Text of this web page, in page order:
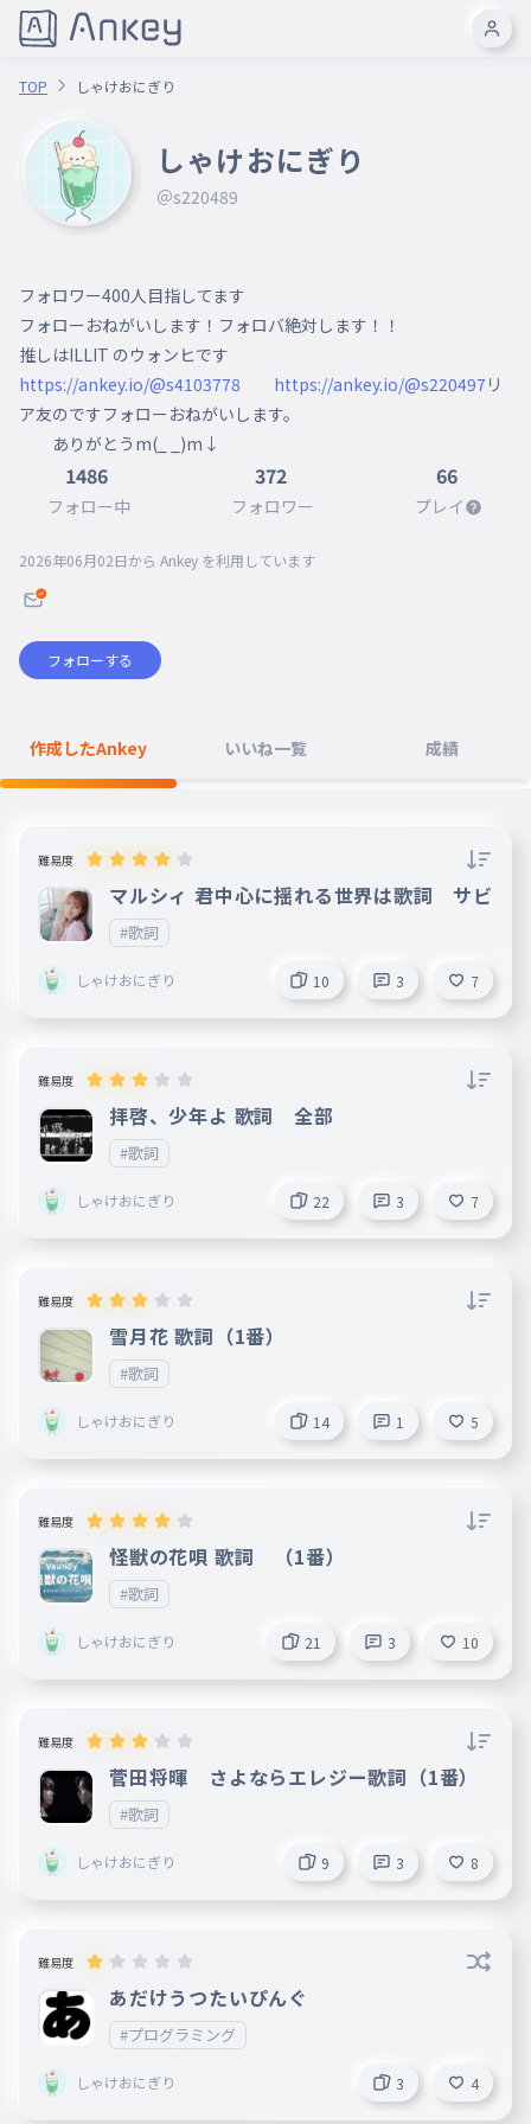
TOP しゃけおにぎり
しゃけおにぎり
＠s220489
フォロワー400人目指してます
フォローおねがいします！フォロバ絶対します！！
https://ankey.io/@s4103778
https://ankey.io/@s220497 リ
ア友のですフォローおねがいします。
ありがとうm(_ _)m↓
1486
フォロー中
372
フォロワー
66
プレイ
2026年06月02日から Ankey を利用しています
フォローする
作成したAnkey いいね一覧 成績
難易度
マルシィ 君中心に揺れる世界は歌詞 サビ
#歌詞
しゃけおにぎり 10 3 7
難易度
拝啓、少年よ 歌詞 全部
#歌詞
しゃけおにぎり 22 3 7
難易度
雪月花 歌詞（1番）
#歌詞
しゃけおにぎり 14 1 5
難易度
怪獣の花唄 歌詞 （1番）
#歌詞
しゃけおにぎり 21 3 10
難易度
菅田将暉 さよならエレジー歌詞（1番）
#歌詞
しゃけおにぎり 9 3 8
難易度
あだけうつたいぴんぐ
#プログラミング
しゃけおにぎり 3 4